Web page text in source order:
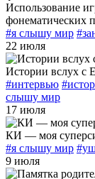
Использование
фонематических
#я слышу мир
22 июля
Истории вслух с
#интервью
слышу мир
17 июля
КИ — моя
#я слышу мир
9 июля